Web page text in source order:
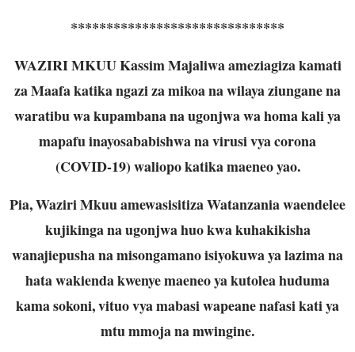
******************************
WAZIRI MKUU Kassim Majaliwa ameziagiza kamati
za Maafa katika ngazi za mikoa na wilaya ziungane na
waratibu wa kupambana na ugonjwa wa homa kali ya
mapafu inayosababishwa na virusi vya corona
(COVID-19) waliopo katika maeneo yao.
Pia, Waziri Mkuu amewasisitiza Watanzania waendelee
kujikinga na ugonjwa huo kwa kuhakikisha
wanajiepusha na misongamano isiyokuwa ya lazima na
hata wakienda kwenye maeneo ya kutolea huduma
kama sokoni, vituo vya mabasi wapeane nafasi kati ya
mtu mmoja na mwingine.